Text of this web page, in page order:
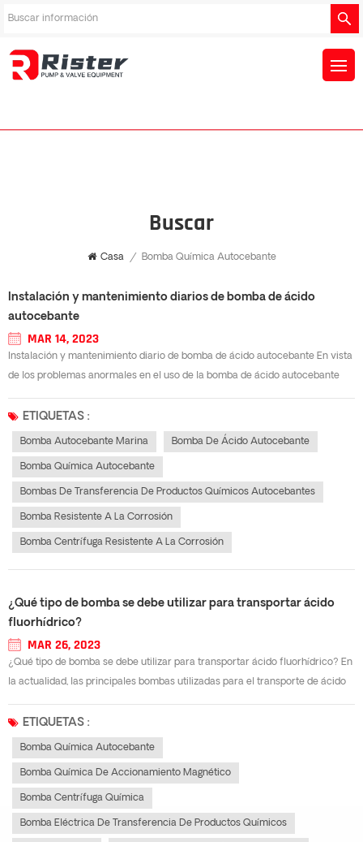
Buscar
Casa / Bomba Química Autocebante
Instalación y mantenimiento diarios de bomba de ácido
autocebante
MAR 14, 2023
Instalación y mantenimiento diario de bomba de ácido autocebante En vista
de los problemas anormales en el uso de la bomba de ácido autocebante
conocimientos sobre la instalación y el mantenimiento de la bomba de
ETIQUETAS :
Bomba Autocebante Marina Bomba De Ácido Autocebante
Bomba Química Autocebante
Bombas De Transferencia De Productos Químicos Autocebantes
Bomba Resistente A La Corrosión
Bomba Centrífuga Resistente A La Corrosión
¿Qué tipo de bomba se debe utilizar para transportar ácido
fluorhídrico?
MAR 26, 2023
¿Qué tipo de bomba se debe utilizar para transportar ácido fluorhídrico? En
la actualidad, las principales bombas utilizadas para el transporte de ácido
PTFE y bomba autocebante de fluoroplástico etcétera. Sin embargo,...
ETIQUETAS :
Bomba Química Autocebante
Bomba Química De Accionamiento Magnético
Bomba Centrífuga Química
Bomba Eléctrica De Transferencia De Productos Químicos